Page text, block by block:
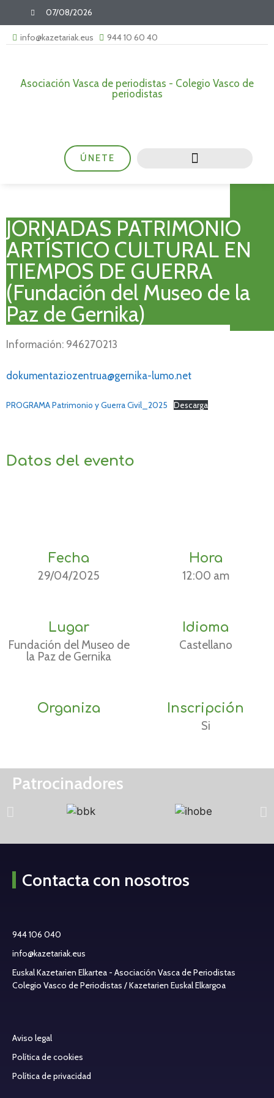
07/08/2026
info@kazetariak.eus 944 10 60 40
Asociación Vasca de periodistas - Colegio Vasco de
periodistas
ÚNETE
JORNADAS PATRIMONIO
ARTÍSTICO CULTURAL EN
TIEMPOS DE GUERRA
(Fundación del Museo de la
Paz de Gernika)
Información: 946270213
dokumentaziozentrua@gernika-lumo.net
PROGRAMA Patrimonio y Guerra Civil_2025 Descarga
Datos del evento
Fecha
29/04/2025
Hora
12:00 am
Lugar
Fundación del Museo de
la Paz de Gernika
Idioma
Castellano
Organiza Inscripción
Si
Patrocinadores
Contacta con nosotros
944 106 040
info@kazetariak.eus
Euskal Kazetarien Elkartea - Asociación Vasca de Periodistas
Colegio Vasco de Periodistas / Kazetarien Euskal Elkargoa
Aviso legal
Política de cookies
Política de privacidad